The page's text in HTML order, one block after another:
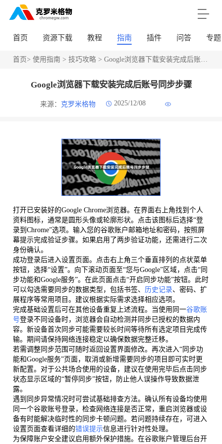
首页 资源下载 教程 指南 插件 问答 专题
首页> 使用指南 > 技巧攻略> Google浏览器下载安装完成后账号同步步骤
Google浏览器下载安装完成后账号同步步骤
来源： 克罗米格物 2025/12/08
打开已安装好的Google Chrome浏览器。在界面右上角找到个人
资料图标，通常是圆形头像或轮廓形状。点击该图标后选择“登
录到Chrome”选项。输入您的谷歌账户邮箱地址和密码，按照屏
幕提示完成验证步骤。如果启用了两步验证功能，还需进行二次
身份确认。
成功登录后进入设置页面。点击右上角三个垂直排列的点状菜单
按钮，选择“设置”。向下滚动页面至“您与Google”区域，点击“同
步功能和Google服务”。在此页面点击“开启同步功能”按钮。此时
可以勾选需要同步的数据类型，包括书签、 历史记录、密码、扩
展程序等常用项目。建议根据实际需求选择相应选项。
完成基础设置后可在其他设备重复上述流程。当使用同一谷歌账
号登录不同设备时，浏览器会自动检测并同步已授权的数据内
容。新设备首次同步可能需要较长时间等待所有选定项目完成传
输。期间请保持网络连接稳定以确保数据完整迁移。
若需调整同步范围可随时返回设置界面修改。再次进入“同步功
能和Google服务”页面，取消或新增需要同步的项目即可实时更
新配置。对于公共场合使用的设备，建议在使用完毕后点击同步
状态显示区域的“暂停同步”按钮，防止他人误操作导致数据泄
露。
遇到同步异常情况时可尝试基础排查方法。确认所有设备均使用
同一个谷歌账号登录，检查网络连接是否正常，重启浏览器或设
备有时能解决临时性的同步卡顿问题。若问题持续存在，可进入
设置页面查看详细的错误提示信息进行针对性处理。
为保障账户安全建议启用额外保护措施。在谷歌账户管理后台开